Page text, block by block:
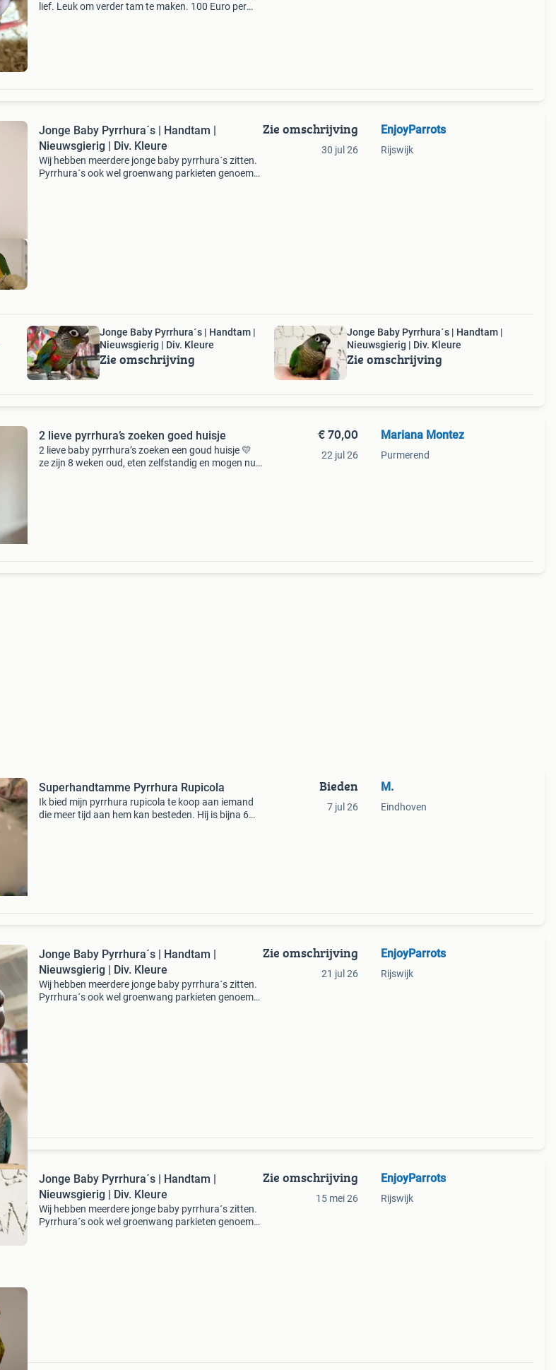
lief. Leuk om verder tam te maken. 100 Euro per
Jonge Baby Pyrrhura´s | Handtam |
Nieuwsgierig | Div. Kleure
Wij hebben meerdere jonge baby pyrrhura´s zitten.
Pyrrhura´s ook wel groenwang parkieten genoemd,
Zie omschrijving
30 jul 26
EnjoyParrots
Rijswijk
Jonge Baby Pyrrhura´s | Handtam |
Nieuwsgierig | Div. Kleure
Zie omschrijving
Jonge Baby Pyrrhura´s | Handtam |
Nieuwsgierig | Div. Kleure
Zie omschrijving
2 lieve pyrrhura’s zoeken goed huisje
2 lieve baby pyrrhura’s zoeken een goud huisje 💛
ze zijn 8 weken oud, eten zelfstandig en mogen nu
€ 70,00
22 jul 26
Mariana Montez
Purmerend
Superhandtamme Pyrrhura Rupicola
Ik bied mijn pyrrhura rupicola te koop aan iemand
die meer tijd aan hem kan besteden. Hij is bijna 6
Bieden
7 jul 26
M.
Eindhoven
Jonge Baby Pyrrhura´s | Handtam |
Nieuwsgierig | Div. Kleure
Wij hebben meerdere jonge baby pyrrhura´s zitten.
Pyrrhura´s ook wel groenwang parkieten genoemd,
Zie omschrijving
21 jul 26
EnjoyParrots
Rijswijk
Jonge Baby Pyrrhura´s | Handtam |
Nieuwsgierig | Div. Kleure
Wij hebben meerdere jonge baby pyrrhura´s zitten.
Pyrrhura´s ook wel groenwang parkieten genoemd,
Zie omschrijving
15 mei 26
EnjoyParrots
Rijswijk